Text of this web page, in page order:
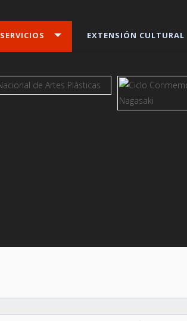
SERVICIOS EXTENSIÓN CULTURAL